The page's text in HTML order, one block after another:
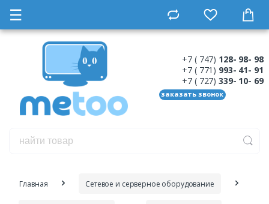
☰
+7 ( 747) 128- 98- 98
+7 ( 771) 993- 41- 91
+7 ( 727) 339- 10- 69
заказать звонок
Главная Сетевое и серверное оборудование